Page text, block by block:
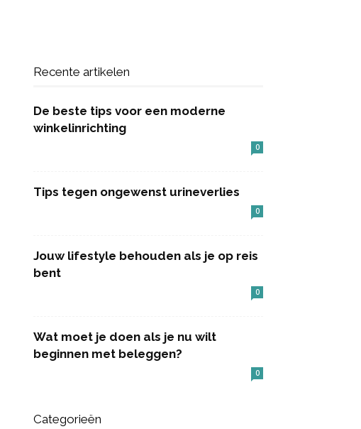
Recente artikelen
De beste tips voor een moderne
winkelinrichting
0
Tips tegen ongewenst urineverlies
0
Jouw lifestyle behouden als je op reis
bent
0
Wat moet je doen als je nu wilt
beginnen met beleggen?
0
Categorieën